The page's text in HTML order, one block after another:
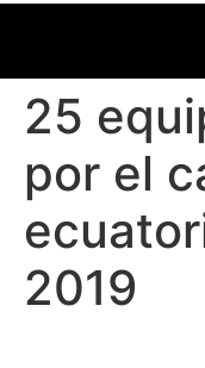
25
por el
2019